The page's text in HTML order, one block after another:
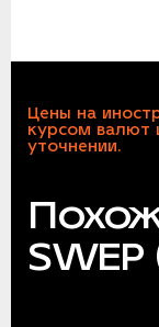
Цены на
курсом валют
уточнении.